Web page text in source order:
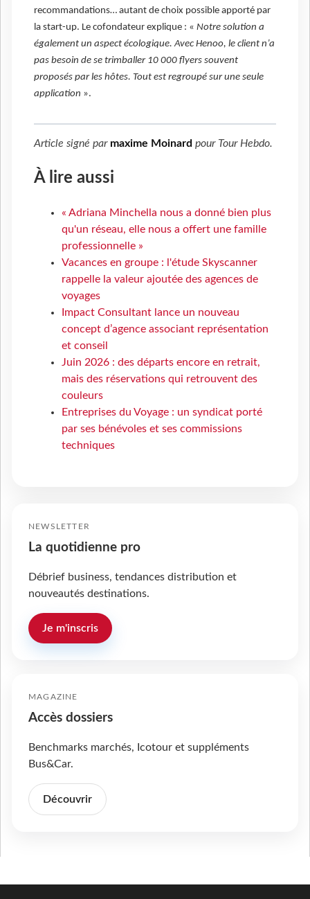
recommandations… autant de choix possible apporté par
la start-up. Le cofondateur explique : « Notre solution a
également un aspect écologique. Avec Henoo, le client n’a
pas besoin de se trimballer 10 000 flyers souvent
proposés par les hôtes. Tout est regroupé sur une seule
application ».
Article signé par maxime Moinard pour Tour Hebdo.
À lire aussi
« Adriana Minchella nous a donné bien plus
qu'un réseau, elle nous a offert une famille
professionnelle »
Vacances en groupe : l'étude Skyscanner
rappelle la valeur ajoutée des agences de
voyages
Impact Consultant lance un nouveau
concept d’agence associant représentation
et conseil
Juin 2026 : des départs encore en retrait,
mais des réservations qui retrouvent des
couleurs
Entreprises du Voyage : un syndicat porté
par ses bénévoles et ses commissions
techniques
NEWSLETTER
La quotidienne pro
Débrief business, tendances distribution et
nouveautés destinations.
Je m'inscris
MAGAZINE
Accès dossiers
Benchmarks marchés, Icotour et suppléments
Bus&Car.
Découvrir